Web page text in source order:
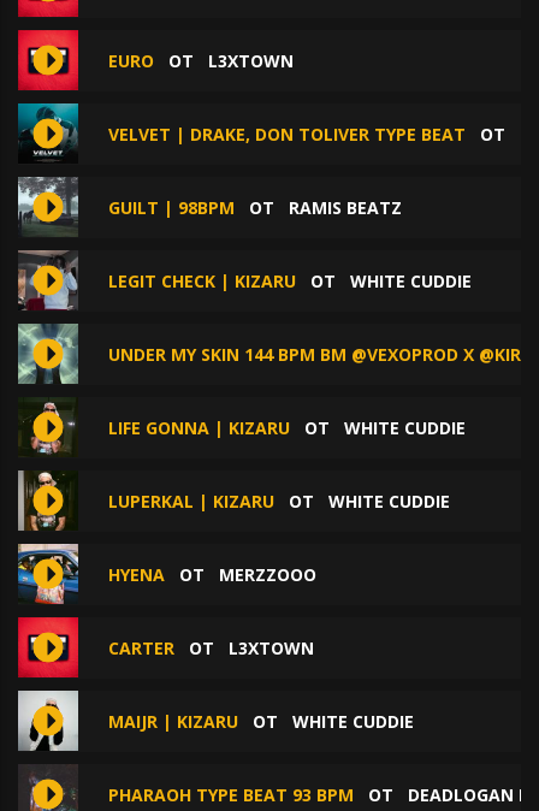
EURO ОТ L3XTOWN
VELVET | DRAKE, DON TOLIVER TYPE BEAT ОТ
GUILT | 98BPM ОТ RAMIS BEATZ
LEGIT CHECK | KIZARU ОТ WHITE CUDDIE
UNDER MY SKIN 144 BPM BM @VEXOPROD X
LIFE GONNA | KIZARU ОТ WHITE CUDDIE
LUPERKAL | KIZARU ОТ WHITE CUDDIE
HYENA ОТ MERZZOOO
CARTER ОТ L3XTOWN
MAIJR | KIZARU ОТ WHITE CUDDIE
PHARAOH TYPE BEAT 93 BPM ОТ DEADLOGAN